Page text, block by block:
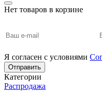
Нет товаров в корзине
Я согласен с условиями
Отправить
Категории
Распродажа